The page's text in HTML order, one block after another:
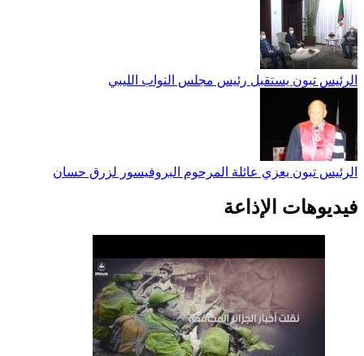
الرئيس تبون يستقبل رئيس مجلس النواب الليبي
الرئيس تبون يعزي عائلة المرحوم البروفيسور لزرق حسان
فيديوهات الإذاعة